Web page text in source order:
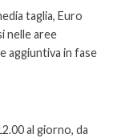
taglia, Euro
nelle aree
aggiuntiva in fase
al giorno, da